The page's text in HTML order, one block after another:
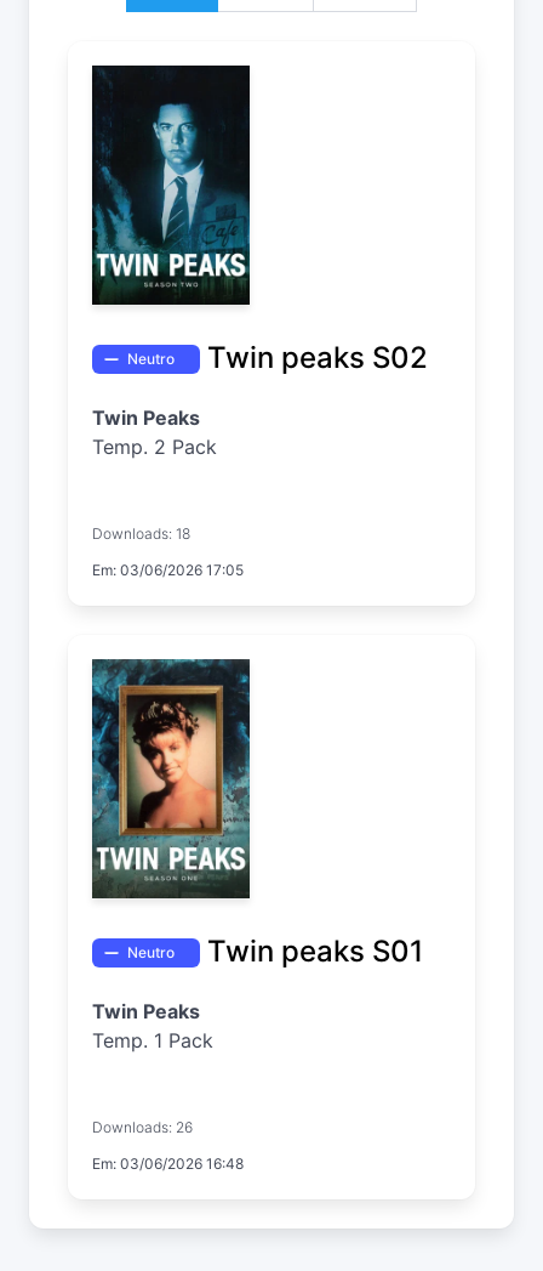
Neutro Twin peaks S02
Twin Peaks
Temp. 2 Pack
Downloads: 18
Em: 03/06/2026 17:05
Neutro Twin peaks S01
Twin Peaks
Temp. 1 Pack
Downloads: 26
Em: 03/06/2026 16:48